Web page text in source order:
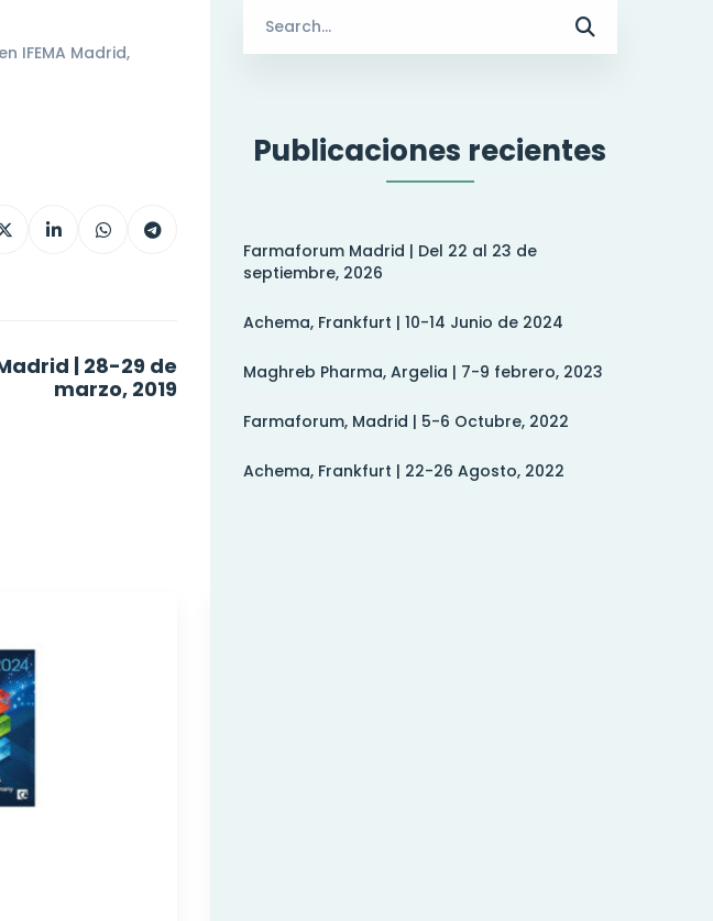
IFEMA Madrid,
| 28-29 de
marzo, 2019
for:
Publicaciones recientes
Farmaforum Madrid | Del 22 al 23 de
septiembre, 2026
Achema, Frankfurt | 10-14 Junio de 2024
Maghreb Pharma, Argelia | 7-9 febrero, 2023
Farmaforum, Madrid | 5-6 Octubre, 2022
Achema, Frankfurt | 22-26 Agosto, 2022